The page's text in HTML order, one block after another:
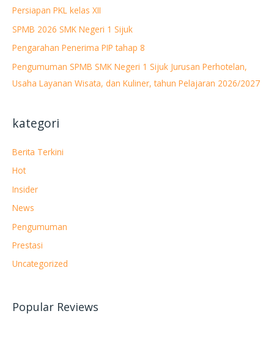
t
u
k
:
Persiapan PKL kelas XII
SPMB 2026 SMK Negeri 1 Sijuk
Pengarahan Penerima PIP tahap 8
Pengumuman SPMB SMK Negeri 1 Sijuk Jurusan Perhotelan,
Usaha Layanan Wisata, dan Kuliner, tahun Pelajaran 2026/2027
kategori
Berita Terkini
Hot
Insider
News
Pengumuman
Prestasi
Uncategorized
Popular Reviews